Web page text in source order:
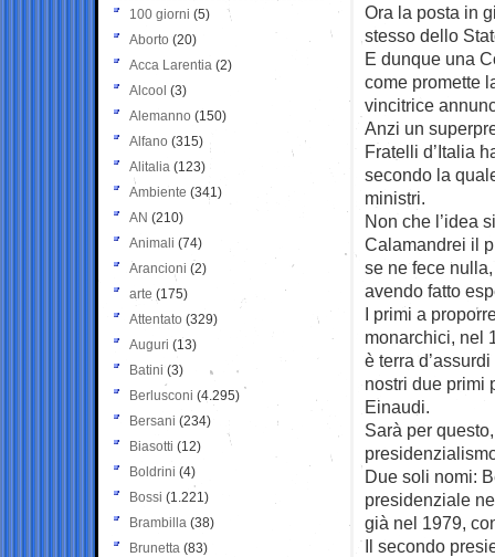
Ora la posta in
stesso dello
E dunque una
come promette
vincitrice
Anzi un
Fratelli d’Italia
secondo la
ministri.
Non che l’idea
Calamandrei il
se ne fece
avendo fatto
I primi a
monarchici, nel
è terra
nostri due primi
Einaudi.
Sarà per
Due soli nomi:
presidenziale
già nel 1979,
Il secondo
100 giorni (5)
Aborto (20)
Acca Larentia (2)
Alcool (3)
Alemanno (150)
Alfano (315)
Alitalia (123)
Ambiente (341)
AN (210)
Animali (74)
Arancioni (2)
arte (175)
Attentato (329)
Auguri (13)
Batini (3)
Berlusconi (4.295)
Bersani (234)
Biasotti (12)
Boldrini (4)
Bossi (1.221)
Brambilla (38)
Brunetta (83)